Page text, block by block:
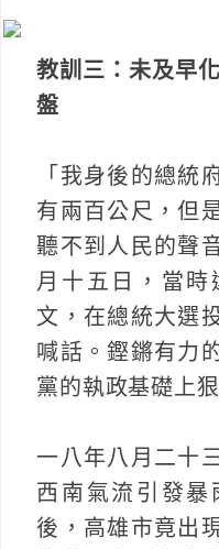
教訓三：未及早
盤
「我身後的總統
有兩百公尺，但
聽不到人民的聲
月十五日，當時
文，在總統大選
喊話。鏗鏘有力
黨的執政基礎上
一八年八月二十
西南氣流引發暴
後，高雄市竟出